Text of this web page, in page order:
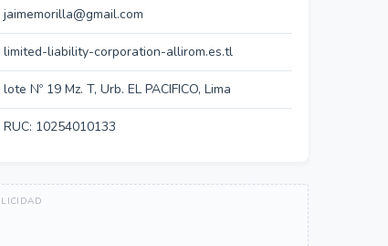
jaimemorilla@gmail.com
limited-liability-corporation-allirom.es.tl
lote Nº 19 Mz. T, Urb. EL PACIFICO, Lima
RUC: 10254010133